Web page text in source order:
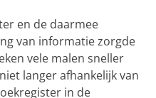
en de daarmee
van informatie zorgde
vele malen sneller
langer afhankelijk van
in de